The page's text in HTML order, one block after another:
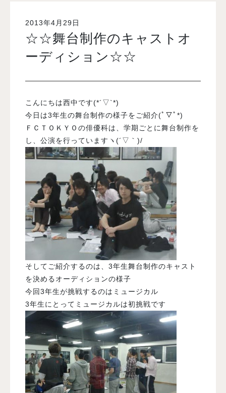
就職・デビュー
学校情報
2013年4月29日
☆☆舞台制作のキャストオ
ーディション☆☆
こんにちは西中です(*´▽`*)
今日は3年生の舞台制作の様子をご紹介(ﾟ▽ﾟ*)
ＦＣＴＯＫＹＯの俳優科は、学期ごとに舞台制作を
し、公演を行っていますヽ(´▽｀)/
そしてご紹介するのは、3年生舞台制作のキャスト
を決めるオーディションの様子
今回3年生が挑戦するのはミュージカル
3年生にとってミュージカルは初挑戦です